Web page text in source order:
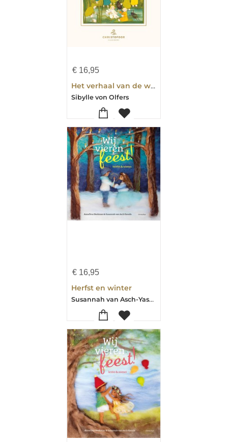
€ 16,95
Het verhaal van de wortelkindertjes
Sibylle von Olfers
€ 16,95
Herfst en winter
Susannah van Asch-Yasuda